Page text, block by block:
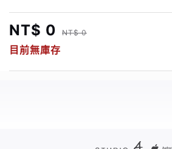
NT$ 0 NT$ 0
目前無庫存